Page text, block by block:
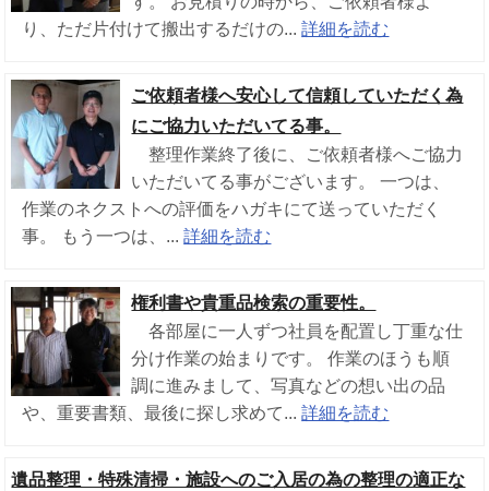
り、ただ片付けて搬出するだけの...詳細を読む
ご依頼者様へ安心して信頼していただく為
にご協力いただいてる事。
整理作業終了後に、ご依頼者様へご協力
いただいてる事がございます。 一つは、
作業のネクストへの評価をハガキにて送っていただく
事。 もう一つは、...詳細を読む
権利書や貴重品検索の重要性。
各部屋に一人ずつ社員を配置し丁重な仕
分け作業の始まりです。 作業のほうも順
調に進みまして、写真などの想い出の品
や、重要書類、最後に探し求めて...詳細を読む
遺品整理・特殊清掃・施設へのご入居の為の整理の適正な